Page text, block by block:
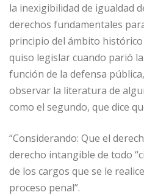
la inexigibilidad de igualdad
derechos fundamentales
principio del ámbito
quiso legislar cuando parió
función de la defensa
observar la literatura de
como el segundo, que dice
“Considerando: Que el
derecho intangible de todo
de los cargos que se le
proceso penal”.